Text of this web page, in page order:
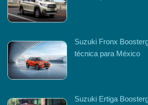
Suzuki Fronx
técnica para México
Suzuki Ertiga